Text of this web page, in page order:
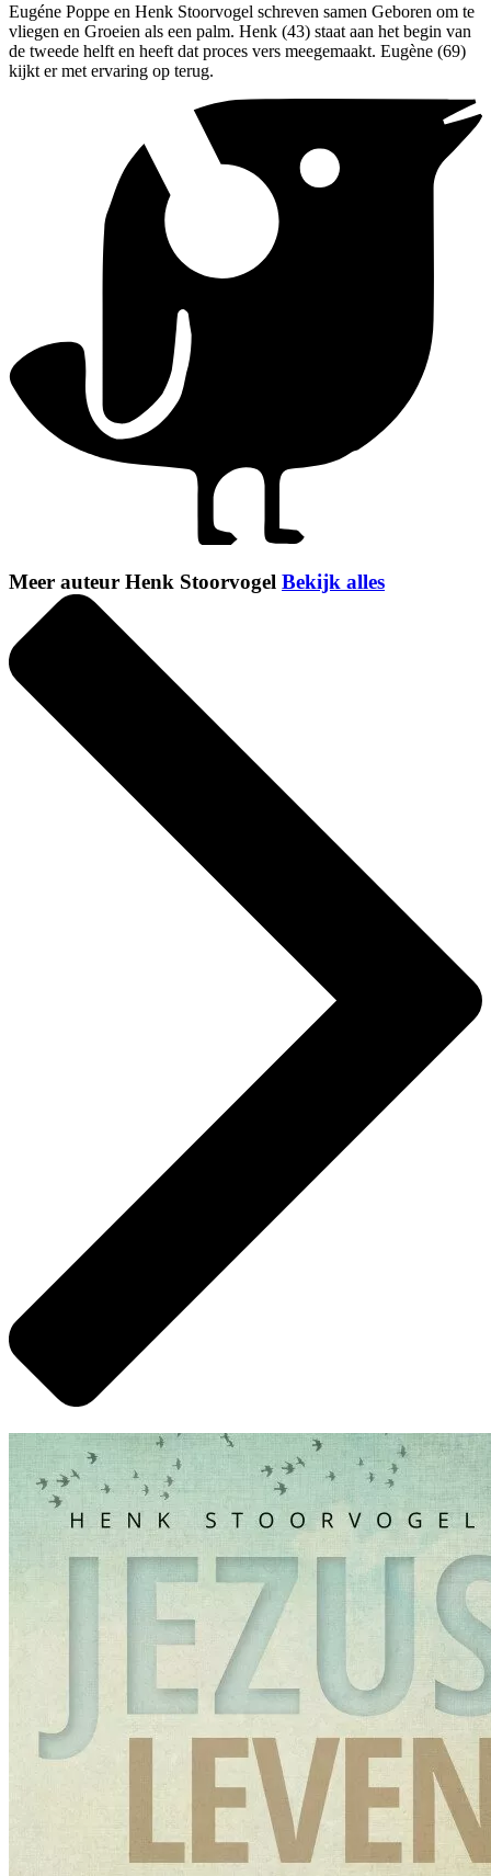
Eugéne Poppe en Henk Stoorvogel schreven samen Geboren om te
vliegen en Groeien als een palm. Henk (43) staat aan het begin van
de tweede helft en heeft dat proces vers meegemaakt. Eugène (69)
kijkt er met ervaring op terug.
Meer auteur Henk Stoorvogel Bekijk alles